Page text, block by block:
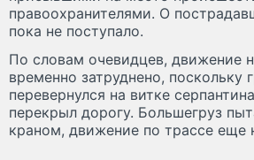
правоохранителями. О
пока не поступало.
По словам очевидцев, движение
временно затруднено, поскольку
перевернулся на витке
перекрыл дорогу. Большегруз
краном, движение по трассе еще